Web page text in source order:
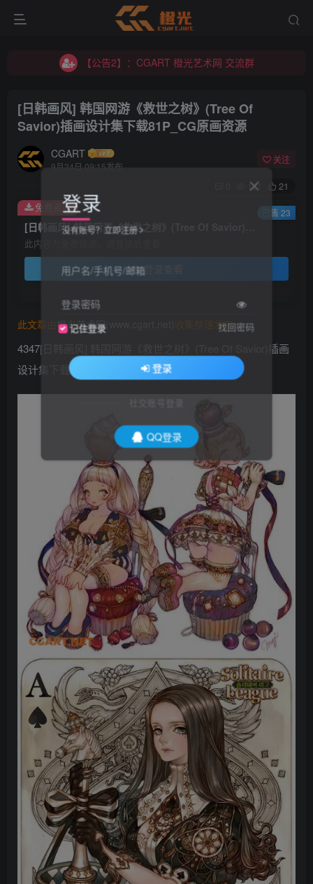
【公告1】：将免费进行到底！！！
【公告1】：将免费进行到底！！！
[日韩画风] 韩国网游《救世之树》(Tree Of
Savior)插画设计集下载81P_CG原画资源
CGART
9月24日 09:15发布
关注
121 21
此内容为免费资源，请登录后查看
登录查看
免费资源 已售 23
此文章由 橙光艺术网(www.cgart.net) 收集整理发布
4347[日韩画风] 韩国网游《救世之树》(Tree Of Savior)插画
设计集下载81P_CG原画资源
登录
没有账号？立即注册
用户名/手机号/邮箱
登录密码
记住登录 找回密码
登录
社交账号登录
QQ登录